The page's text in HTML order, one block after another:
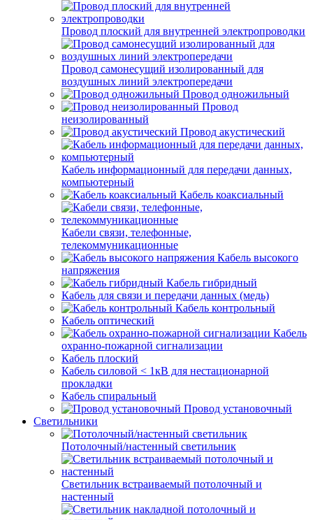
Провод плоский для внутренней электропроводки
Провод самонесущий изолированный для
воздушных линий электропередачи
Провод одножильный
Провод
неизолированный
Провод акустический
Кабель информационный для передачи данных,
компьютерный
Кабель коаксиальный
Кабели связи, телефонные,
телекоммуникационные
Кабель высокого
напряжения
Кабель гибридный
Кабель для связи и передачи данных (медь)
Кабель контрольный
Кабель оптический
Кабель
охранно-пожарной сигнализации
Кабель плоский
Кабель силовой < 1кВ для нестационарной
прокладки
Кабель спиральный
Провод установочный
Светильники
Потолочный/настенный светильник
Светильник встраиваемый потолочный и
настенный